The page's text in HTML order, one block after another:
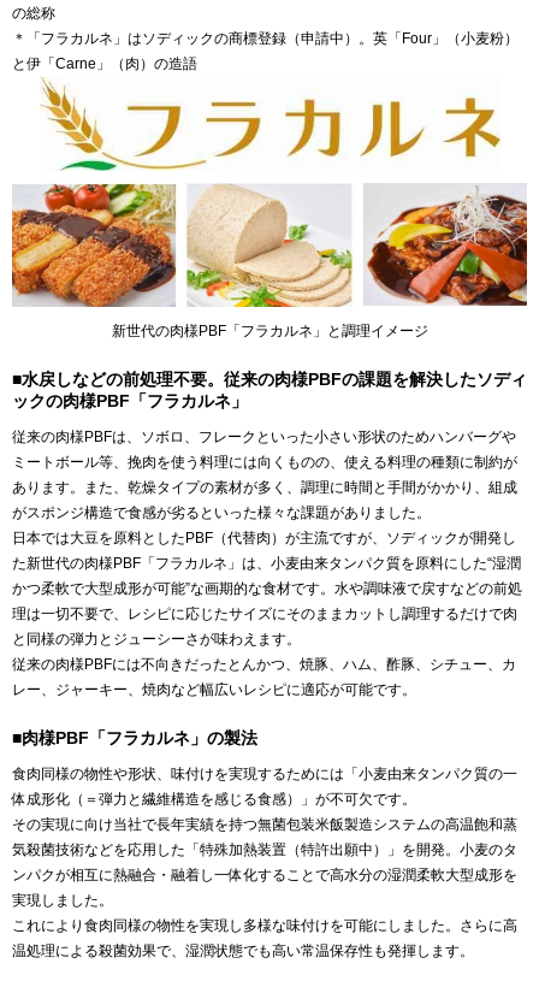
の総称
＊「フラカルネ」はソディックの商標登録（申請中）。英「Four」（小麦粉）
と伊「Carne」（肉）の造語
新世代の肉様PBF「フラカルネ」と調理イメージ
■水戻しなどの前処理不要。従来の肉様PBFの課題を解決したソディ
ックの肉様PBF「フラカルネ」
従来の肉様PBFは、ソボロ、フレークといった小さい形状のためハンバーグや
ミートボール等、挽肉を使う料理には向くものの、使える料理の種類に制約が
あります。また、乾燥タイプの素材が多く、調理に時間と手間がかかり、組成
がスポンジ構造で食感が劣るといった様々な課題がありました。
日本では大豆を原料としたPBF（代替肉）が主流ですが、ソディックが開発し
た新世代の肉様PBF「フラカルネ」は、小麦由来タンパク質を原料にした“湿潤
かつ柔軟で大型成形が可能”な画期的な食材です。水や調味液で戻すなどの前処
理は一切不要で、レシピに応じたサイズにそのままカットし調理するだけで肉
と同様の弾力とジューシーさが味わえます。
従来の肉様PBFには不向きだったとんかつ、焼豚、ハム、酢豚、シチュー、カ
レー、ジャーキー、焼肉など幅広いレシピに適応が可能です。
■肉様PBF「フラカルネ」の製法
食肉同様の物性や形状、味付けを実現するためには「小麦由来タンパク質の一
体成形化（＝弾力と繊維構造を感じる食感）」が不可欠です。
その実現に向け当社で長年実績を持つ無菌包装米飯製造システムの高温飽和蒸
気殺菌技術などを応用した「特殊加熱装置（特許出願中）」を開発。小麦のタ
ンパクが相互に熱融合・融着し一体化することで高水分の湿潤柔軟大型成形を
実現しました。
これにより食肉同様の物性を実現し多様な味付けを可能にしました。さらに高
温処理による殺菌効果で、湿潤状態でも高い常温保存性も発揮します。